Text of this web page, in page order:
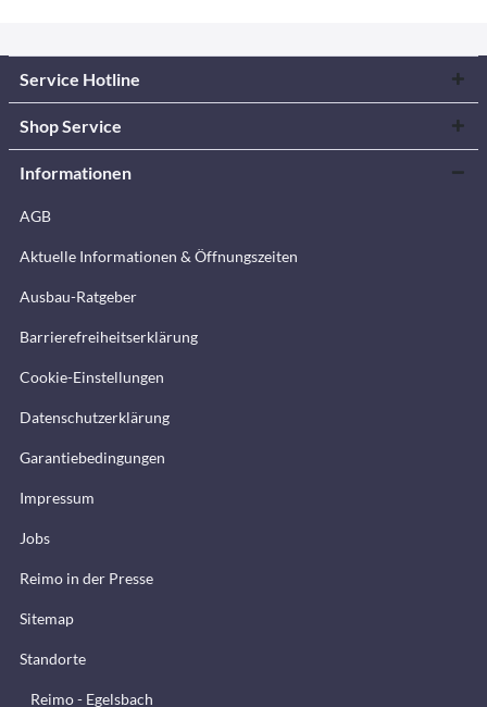
Service Hotline
Shop Service
Informationen
AGB
Aktuelle Informationen & Öffnungszeiten
Ausbau-Ratgeber
Barrierefreiheitserklärung
Cookie-Einstellungen
Datenschutzerklärung
Garantiebedingungen
Impressum
Jobs
Reimo in der Presse
Sitemap
Standorte
Reimo - Egelsbach